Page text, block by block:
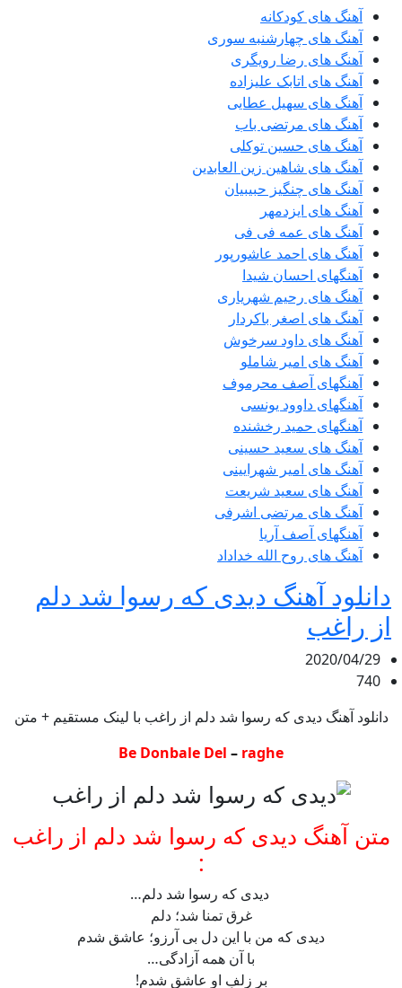
آهنگ های کودکانه
آهنگ های چهارشنبه سوری
آهنگ های رضا رویگری
آهنگ های اتابک علیزاده
آهنگ های سهیل عطایی
آهنگ های مرتضی باب
آهنگ های حسین توکلی
آهنگ های شاهین زین العابدین
آهنگ های چنگیز حبیبیان
آهنگ های ایزدمهر
آهنگ های عمه فی فی
آهنگ های احمد عاشورپور
آهنگهای احسان شیدا
آهنگ های رحیم شهریاری
آهنگ های اصغر باکردار
آهنگ های داود سرخوش
آهنگ های امیر شاملو
آهنگهای آصف محرموف
آهنگهای داوود یونسی
آهنگهای حمید رخشنده
آهنگ های سعید حسینی
آهنگ های امیر شهرایینی
آهنگ های سعید شریعت
آهنگ های مرتضی اشرفی
آهنگهای آصف آریا
آهنگ های روح الله خداداد
دانلود آهنگ دیدی که رسوا شد دلم
از راغب
2020/04/29
740
دانلود آهنگ دیدی که رسوا شد دلم از راغب با لینک مستقیم + متن
Be Donbale Del – raghe
متن آهنگ دیدی که رسوا شد دلم از راغب
:
دیدی که رسوا شد دلم…
غرق تمنا شد؛ دلم
دیدی که من با این دل بی آرزو؛ عاشق شدم
با آن همه آزادگی…
بر زلفِ او عاشق شدم!